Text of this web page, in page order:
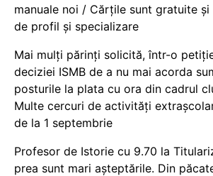
manuale noi / Cărțile sunt gratuite
de profil și specializare
Mai mulți părinți solicită, într-o
deciziei ISMB de a nu mai acorda
posturile la plata cu ora din cadrul
Multe cercuri de activități
de la 1 septembrie
Profesor de Istorie cu 9.70 la
prea sunt mari așteptările. Din